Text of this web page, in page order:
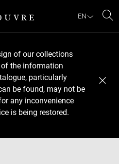
EN
of our collections
the information
particularly
be found, may not be
any inconvenience
is being restored.